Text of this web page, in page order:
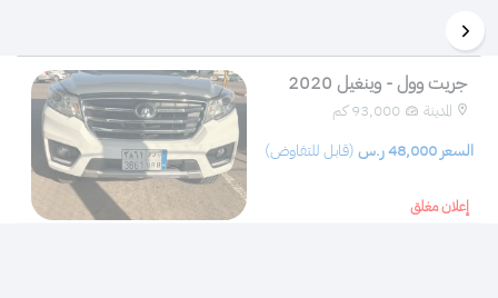
جريت وول - وينغيل 2020
المدينة
93,000 كم
48,000 ر.س (قابل للتفاوض)
إعلان مغلق